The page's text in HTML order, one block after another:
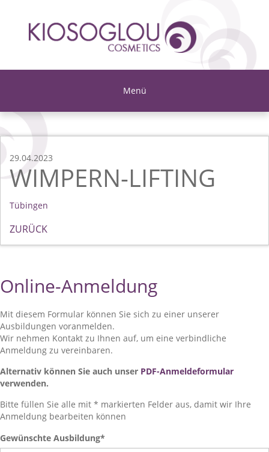
Menü
29.04.2023
WIMPERN-LIFTING
Tübingen
ZURÜCK
Online-Anmeldung
Mit diesem Formular können Sie sich zu einer unserer
Ausbildungen voranmelden.
Wir nehmen Kontakt zu Ihnen auf, um eine verbindliche
Anmeldung zu vereinbaren.
Alternativ können Sie auch unser PDF-Anmeldeformular
verwenden.
Bitte füllen Sie alle mit * markierten Felder aus, damit wir Ihre
Anmeldung bearbeiten können
Gewünschte Ausbildung*